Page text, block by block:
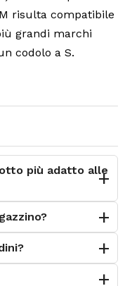
risulta compatibile
grandi marchi
codolo a S.
più adatto alle